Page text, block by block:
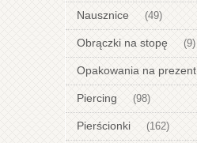
Nausznice (49)
Obrączki na stopę (9)
Opakowania na prezent
Piercing (98)
Pierścionki (162)